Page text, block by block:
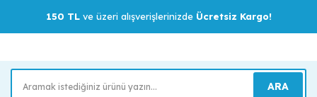
150 TLve üzeri alışverişlerinizde Ücretsiz Kargo!
ARA